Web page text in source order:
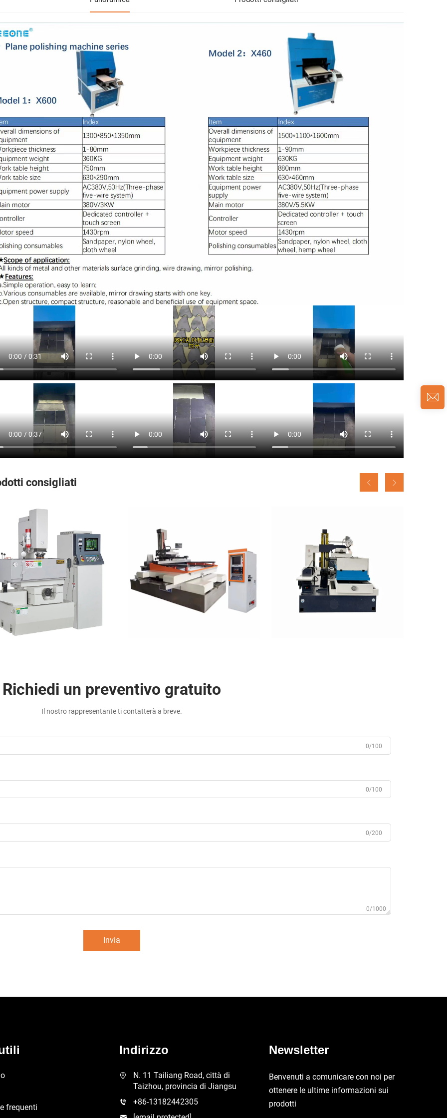
consigliati
Richiedi un preventivo gratuito
Il nostro rappresentante ti contatterà a breve.
0/100
0/100
0/200
0/1000
Invia
frequenti
Indirizzo
N. 11 Tailiang Road, città di
Taizhou, provincia di Jiangsu
+86-13182442305
Newsletter
Benvenuti a comunicare con noi per
ottenere le ultime informazioni sui
prodotti